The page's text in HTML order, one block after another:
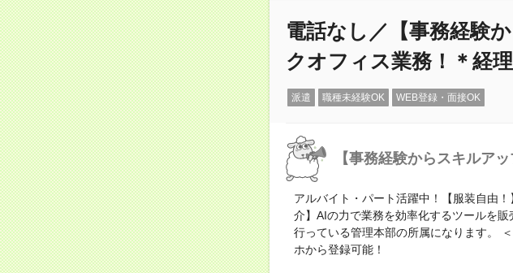
電話なし／【事務経験
クオフィス業務！＊経理
派遣 職種未経験OK WEB登録・面接OK
【事務経験からスキルア
アルバイト・パート活躍中！【服装自由
介】AIの力で業務を効率化するツールを
行っている管理本部の所属になります。
ホから登録可能！